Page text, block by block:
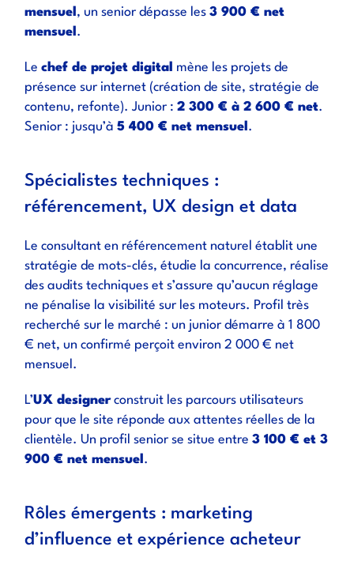
mensuel , un senior dépasse les3 900 € net
mensuel .
Lechef de projet digital mène les projets de
présence sur internet (création de site, stratégie de
contenu, refonte). Junior :2 300 € à 2 600 € net.
Senior : jusqu’à5 400 € net mensuel .
Spécialistes techniques :
référencement, UX design et data
Le consultant en référencement naturel établit une
stratégie de mots-clés, étudie la concurrence, réalise
des audits techniques et s’assure qu’aucun réglage
ne pénalise la visibilité sur les moteurs. Profil très
recherché sur le marché : un junior démarre à 1 800
€ net, un confirmé perçoit environ 2 000 € net
mensuel.
L’UX designerconstruit les parcours utilisateurs
pour que le site réponde aux attentes réelles de la
clientèle. Un profil senior se situe entre3 100 € et 3
900 € net mensuel .
Rôles émergents : marketing
d’influence et expérience acheteur